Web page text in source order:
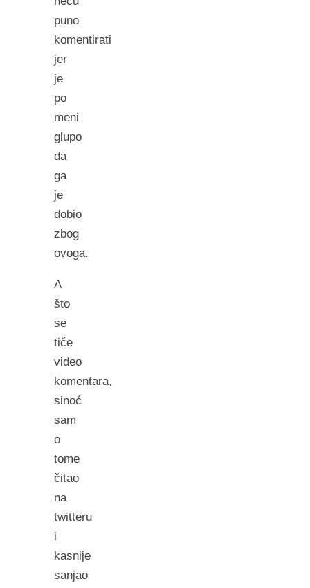
puno
komentirati
jer
je
po
meni
glupo
da
ga
je
dobio
zbog
ovoga.
A
što
se
tiče
video
komentara,
sinoć
sam
o
tome
čitao
na
twitteru
i
kasnije
sanjao